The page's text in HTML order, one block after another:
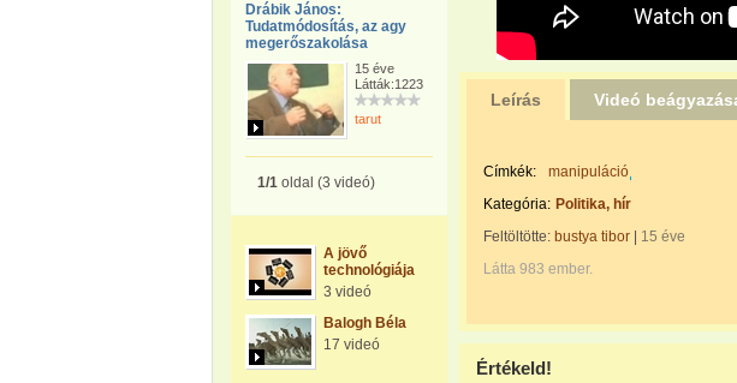
Drábik János:
Tudatmódosítás, az agy
megerőszakolása
15 éve
Látták:1223
tarut
1/1 oldal (3 videó)
A jövő
technológiája
3 videó
Balogh Béla
17 videó
Leírás Videó
Címkék:
manipuláció
Kategória: Politika, hír
Feltöltötte: bustya tibor
15 éve
Látta 983 ember.
Értékeld!